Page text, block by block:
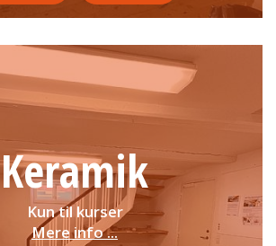
Keramik
Kun til kurser
Mere info ...